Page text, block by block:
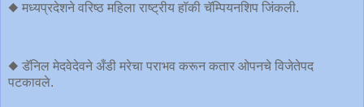
◆ मध्यप्रदेशने वरिष्ठ महिला राष्ट्रीय हॉकी चॅम्पियनशिप जिंकली.
◆ डॅनिल मेदवेदेवने अँडी मरेचा पराभव करून कतार ओपनचे विजेतेपद
पटकावले.